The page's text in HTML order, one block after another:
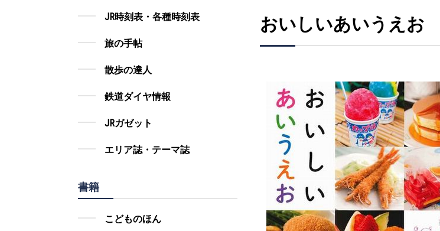
JR時刻表・各種時刻表
旅の手帖
散歩の達人
鉄道ダイヤ情報
JRガゼット
エリア誌・テーマ誌
書籍
こどものほん
おいしいあいうえお